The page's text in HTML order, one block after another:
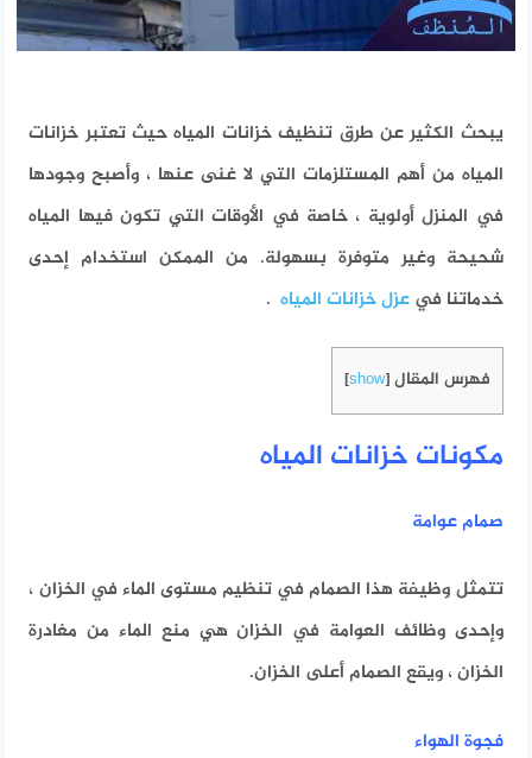
يبحث الكثير عن طرق تنظيف خزانات المياه حيث تعتبر خزانات
المياه من أهم المستلزمات التي لا غنى عنها ، وأصبح وجودها
في المنزل أولوية ، خاصة في الأوقات التي تكون فيها المياه
شحيحة وغير متوفرة بسهولة. من الممكن استخدام إحدى
خدماتنا فيعزل خزانات المياه .
فهرس المقال [
show
]
مكونات خزانات المياه
صمام عوامة
تتمثل وظيفة هذا الصمام في تنظيم مستوى الماء في الخزان ،
وإحدى وظائف العوامة في الخزان هي منع الماء من مغادرة
الخزان ، ويقع الصمام أعلى الخزان.
فجوة الهواء